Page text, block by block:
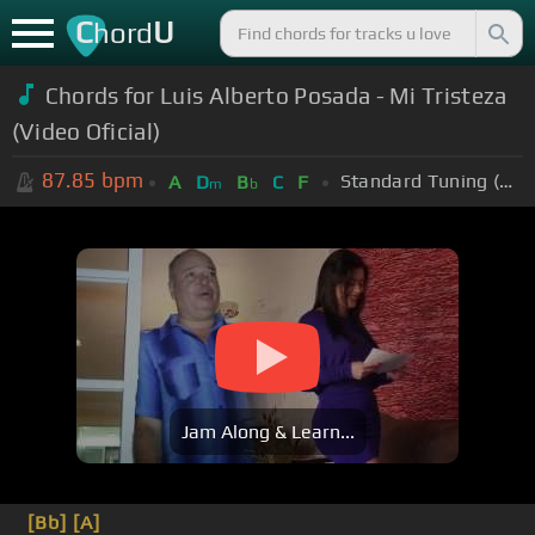
ChordU
Chords for Luis Alberto Posada - Mi Tristeza
(Video Oficial)
87.85 bpm A Dm Bb C F Standard Tuning (EADGBE)
Jam Along & Learn...
[Bb] [A]